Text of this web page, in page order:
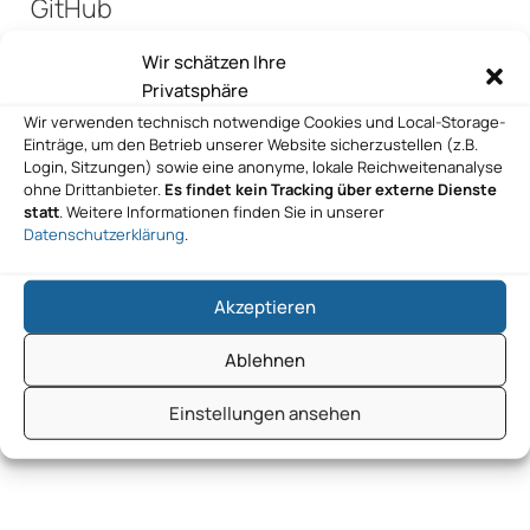
Wir schätzen Ihre
Privatsphäre
Wir verwenden technisch notwendige Cookies und Local-Storage-
Einträge, um den Betrieb unserer Website sicherzustellen (z.B.
Login, Sitzungen) sowie eine anonyme, lokale Reichweitenanalyse
ohne Drittanbieter. Es findet kein Tracking über externe Dienste
statt. Weitere Informationen finden Sie in unserer
Datenschutzerklärung.
Akzeptieren
Ablehnen
Einstellungen ansehen
GitHub
GitHub
GitHub
GitHub
GitHub